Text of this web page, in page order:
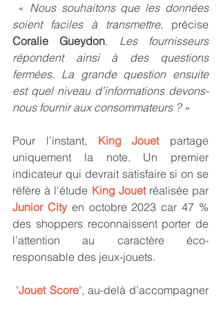
« Nous souhaitons que les données
soient faciles à transmettre,
Coralie Gueydon. Les fournisseurs
répondent ainsi à des questions
fermées. La grande question ensuite
est quel niveau d’informations devons-
nous fournir aux consommateurs ? »
Pour l’instant, King Jouet partage
uniquement la note. Un premier
indicateur qui devrait satisfaire si on se
réfère à l'étude King Jouet
Junior City en octobre 2023 car 47 %
des shoppers reconnaissent porter de
l’attention au caractère éco-
responsable des jeux-jouets.
"Jouet Score", au-delà d’accompagner